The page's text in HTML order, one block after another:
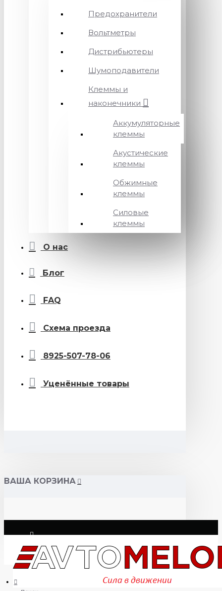
Предохранители
Вольтметры
Дистрибьютеры
Шумоподавители
Клеммы и
наконечники
Аккумуляторные
клеммы
Акустические
клеммы
Обжимные
клеммы
Силовые
клеммы
О нас
Блог
FAQ
Схема проезда
8925-507-78-06
Уценённые товары
ВАША КОРЗИНА
Логин
Регистрация